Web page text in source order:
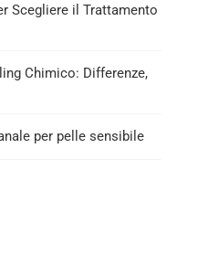
Scegliere il Trattamento
Chimico: Differenze,
per pelle sensibile